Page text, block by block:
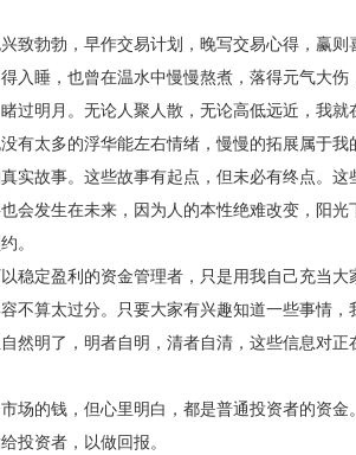
勃勃，早作交易计划，晚写交易心得，赢则
入睡，也曾在温水中慢慢熬煮，落得元气大
过明月。无论人聚人散，无论高低远近，我就
有太多的浮华能左右情绪，慢慢的拓展属于
实故事。这些故事有起点，但未必有终点。
会发生在未来，因为人的本性绝难改变，阳
。
定盈利的资金管理者，只是用我自己充当大
不算太过分。只要大家有兴趣知道一些事情
然明了，明者自明，清者自清，这些信息对
的钱，但心里明白，都是普通投资者的资金
投资者，以做回报。